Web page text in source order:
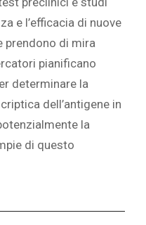
e l’efficacia di nuove
prendono di mira
pianificano
determinare la
dell’antigene in
la
di questo